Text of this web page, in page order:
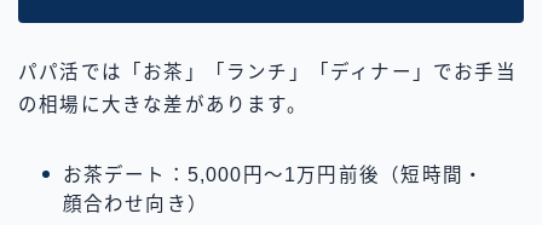
パパ活では「お茶」「ランチ」「ディナー」でお手当
の相場に大きな差があります。
お茶デート：5,000円〜1万円前後（短時間・
顔合わせ向き）